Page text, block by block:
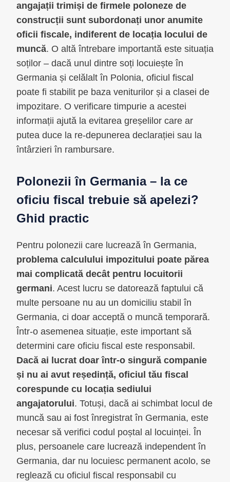
angajații trimiși de firmele poloneze de
construcții sunt subordonați unor anumite
oficii fiscale, indiferent de locația locului de
muncă. O altă întrebare importantă este situația
soților – dacă unul dintre soți locuiește în
Germania și celălalt în Polonia, oficiul fiscal
poate fi stabilit pe baza veniturilor și a clasei de
impozitare. O verificare timpurie a acestei
informații ajută la evitarea greșelilor care ar
putea duce la re-depunerea declarației sau la
întârzieri în rambursare.
Polonezii în Germania – la ce
oficiu fiscal trebuie să apelezi?
Ghid practic
Pentru polonezii care lucrează în Germania,
problema calculului impozitului poate părea
mai complicată decât pentru locuitorii
germani. Acest lucru se datorează faptului că
multe persoane nu au un domiciliu stabil în
Germania, ci doar acceptă o muncă temporară.
Într-o asemenea situație, este important să
determini care oficiu fiscal este responsabil.
Dacă ai lucrat doar într-o singură companie
și nu ai avut reședință, oficiul tău fiscal
corespunde cu locația sediului
angajatorului. Totuși, dacă ai schimbat locul de
muncă sau ai fost înregistrat în Germania, este
necesar să verifici codul poștal al locuinței. În
plus, persoanele care lucrează independent în
Germania, dar nu locuiesc permanent acolo, se
reglează cu oficiul fiscal responsabil cu